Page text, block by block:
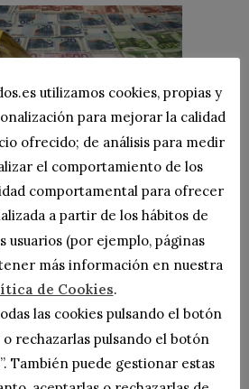
NO ANULA LOS
EN UN
COMPRA
sostiene que los
legalmente al
suscribir una póliza de
el hecho de que el
utilizamos cookies, propias y
para mejorar la calidad
ofrecido; de análisis para medir
el comportamiento de los
comportamental para ofrecer
a partir de los hábitos de
usuarios (por ejemplo, páginas
más información en nuestra
de Cookies.
las cookies pulsando el botón
o rechazarlas pulsando el botón
También puede gestionar estas